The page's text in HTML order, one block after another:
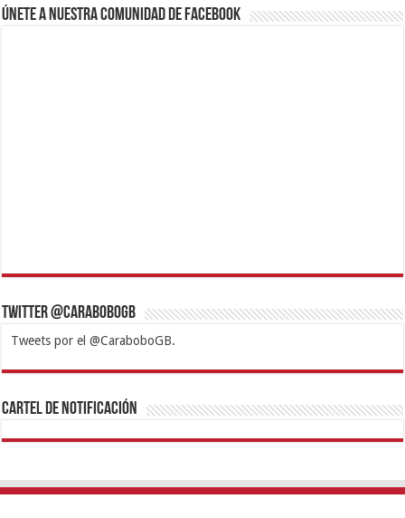
Únete a nuestra comunidad de Facebook
Twitter @CaraboboGB
Tweets por el @CaraboboGB.
1xbetBetturkeyBetistKralbetSupertotobetTipobetMatadorbetMariobet
https://mvbcasino.com/
Cartel de Notificación